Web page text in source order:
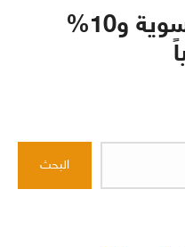
الذهب يرتفع عند التسوية و10%
البحث